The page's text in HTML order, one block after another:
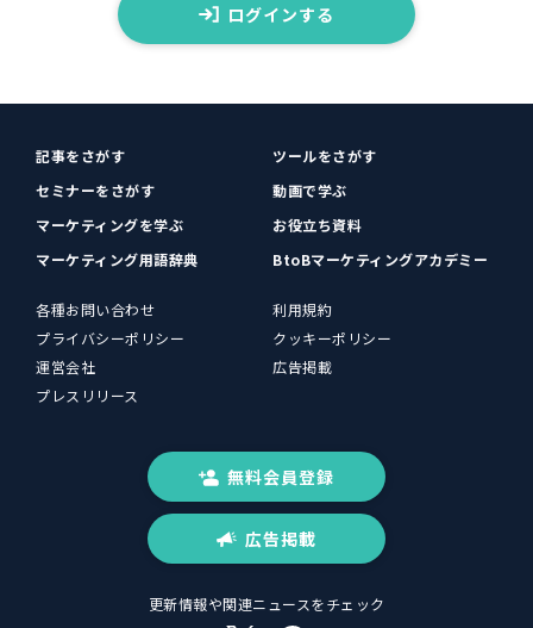
ログインする
記事をさがす
ツールをさがす
セミナーをさがす
動画で学ぶ
マーケティングを学ぶ
お役立ち資料
マーケティング用語辞典
BtoBマーケティングアカデミー
各種お問い合わせ
利用規約
プライバシーポリシー
クッキーポリシー
運営会社
広告掲載
プレスリリース
無料会員登録
広告掲載
更新情報や関連ニュースをチェック